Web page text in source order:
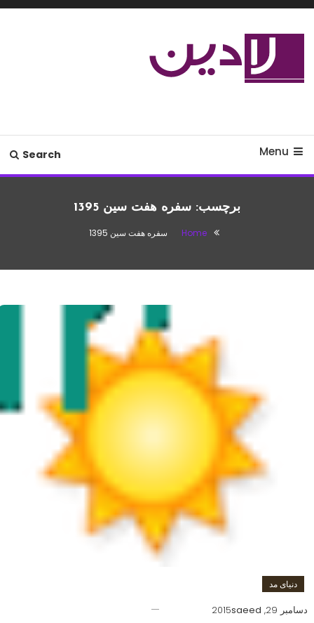
Skip
Menu
Search
برچسب: سفره هفت سین 1395
Home سفره هفت سین 1395
دنیای مد
دسامبر 29, 2015
saeed